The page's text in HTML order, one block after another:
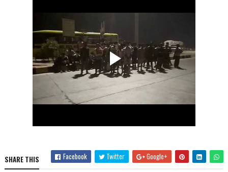
SHARE THIS Facebook Twitter Google+